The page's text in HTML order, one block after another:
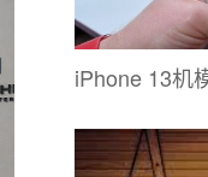
iPhone 13机